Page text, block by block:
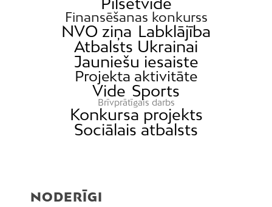
Finansēšanas konkurss
NVO ziņa Labklājība
Atbalsts Ukrainai
Jauniešu iesaiste
Projekta aktivitāte
Vide Sports
Brīvprātīgais darbs
Konkursa projekts
Sociālais atbalsts
NODERĪGI